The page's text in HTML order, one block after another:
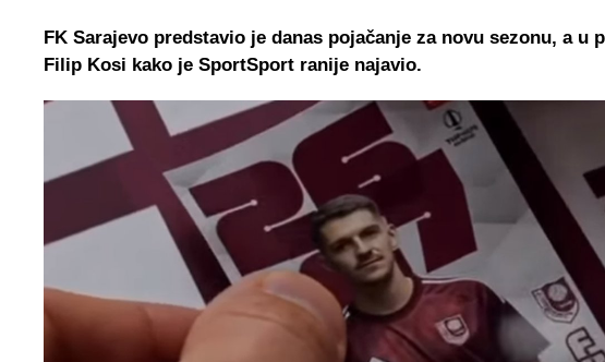
FK Sarajevo predstavio je danas pojačanje za novu sezonu, a u
Filip Kosi kako je SportSport ranije najavio.